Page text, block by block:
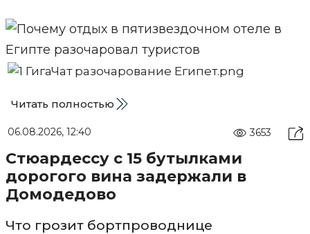
Читать полностью
06.08.2026, 12:40 3653
Стюардессу с 15 бутылками
дорогого вина задержали в
Домодедово
Что грозит бортпроводнице